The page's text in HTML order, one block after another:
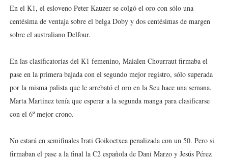
En el K1, el esloveno Peter Kauzer se colgó el oro con sólo una
centésima de ventaja sobre el belga Doby y dos centésimas de margen
sobre el australiano Delfour.
En las clasificatorias del K1 femenino, Maialen Chourraut firmaba el
pase en la primera bajada con el segundo mejor registro, sólo superada
por la misma palista que le arrebató el oro en la Seu hace una semana.
Marta Martínez tenía que esperar a la segunda manga para clasificarse
con el 6º mejor crono.
No estará en semifinales Irati Goikoetxea penalizada con un 50. Pero si
firmaban el pase a la final la C2 española de Dani Marzo y Jesús Pérez